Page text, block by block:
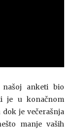
anketi bio
je u konačnom
je večerašnja
manje vaših